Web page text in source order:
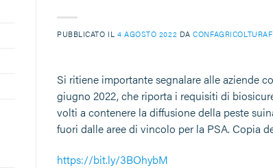
PUBBLICATO IL 4 AGOSTO 2022 DA
Si ritiene importante segnalare alle aziende
giugno 2022, che riporta i requisiti di
volti a contenere la diffusione della peste
fuori dalle aree di vincolo per la PSA. Copia
https://bit.ly/3BOhybM